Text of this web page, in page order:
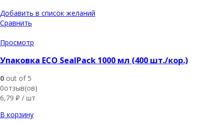
Добавить в список желаний
Сравнить
Просмотр
Упаковка ECO SealPack 1000 мл (400 шт./кор.)
0 out of 5
0отзыв(ов)
6,79 ₽ / шт
В корзину